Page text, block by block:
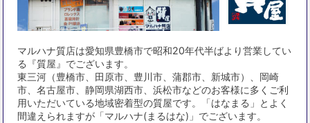
マルハナ質店は愛知県豊橋市で昭和20年代半ばより営業してい
る『質屋』でございます。
東三河（豊橋市、田原市、豊川市、蒲郡市、新城市）、岡崎
市、名古屋市、静岡県湖西市、浜松市などのお客様に多くご利
用いただいている地域密着型の質屋です。「はなまる」とよく
間違えられますが「マルハナ(まるはな)」でございます。